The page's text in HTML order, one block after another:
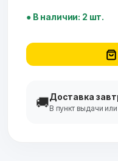
● В наличии: 2 шт.
🚚Доставка
В пункт выдачи